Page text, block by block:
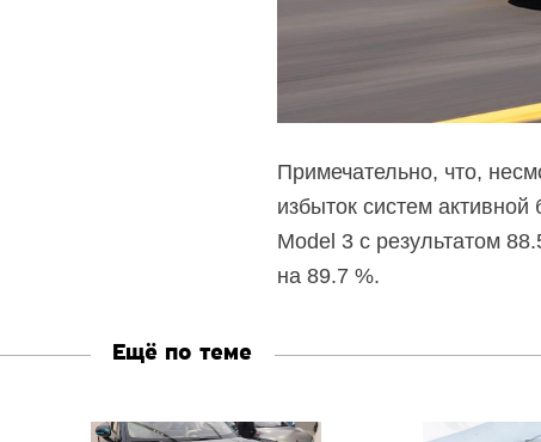
Примечательно, что,
избыток систем
Model 3 с результатом
на 89.7 %.
Ещё по теме